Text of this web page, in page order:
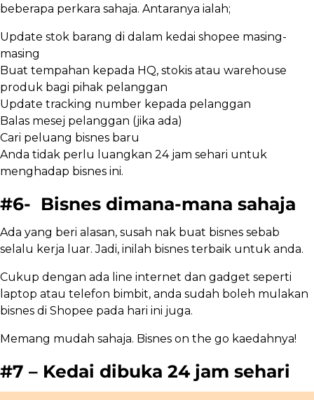
beberapa perkara sahaja. Antaranya ialah;
Update stok barang di dalam kedai shopee masing-
masing
Buat tempahan kepada HQ, stokis atau warehouse
produk bagi pihak pelanggan
Update tracking number kepada pelanggan
Balas mesej pelanggan (jika ada)
Cari peluang bisnes baru
Anda tidak perlu luangkan 24 jam sehari untuk
menghadap bisnes ini.
#6- Bisnes dimana-mana sahaja
Ada yang beri alasan, susah nak buat bisnes sebab
selalu kerja luar. Jadi, inilah bisnes terbaik untuk anda.
Cukup dengan ada line internet dan gadget seperti
laptop atau telefon bimbit, anda sudah boleh mulakan
bisnes di Shopee pada hari ini juga.
Memang mudah sahaja. Bisnes on the go kaedahnya!
#7 – Kedai dibuka 24 jam sehari